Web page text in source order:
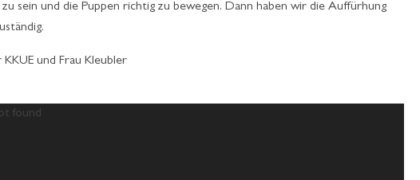
sein und die Puppen richtig zu bewegen. Dann haben wir die Auffürhung
und Frau Kleubler
found